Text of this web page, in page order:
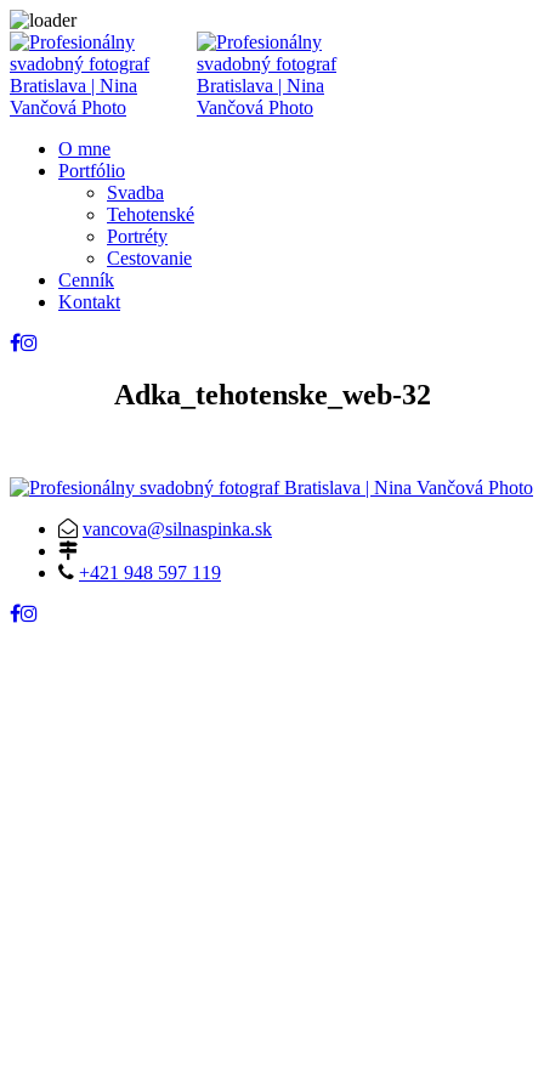
O mne
Portfólio
Svadba
Tehotenské
Portréty
Cestovanie
Cenník
Kontakt
Adka_tehotenske_web-32
vancova@silnaspinka.sk
+421 948 597 119